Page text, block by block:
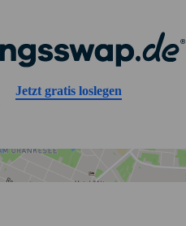
Jetzt gratis loslegen